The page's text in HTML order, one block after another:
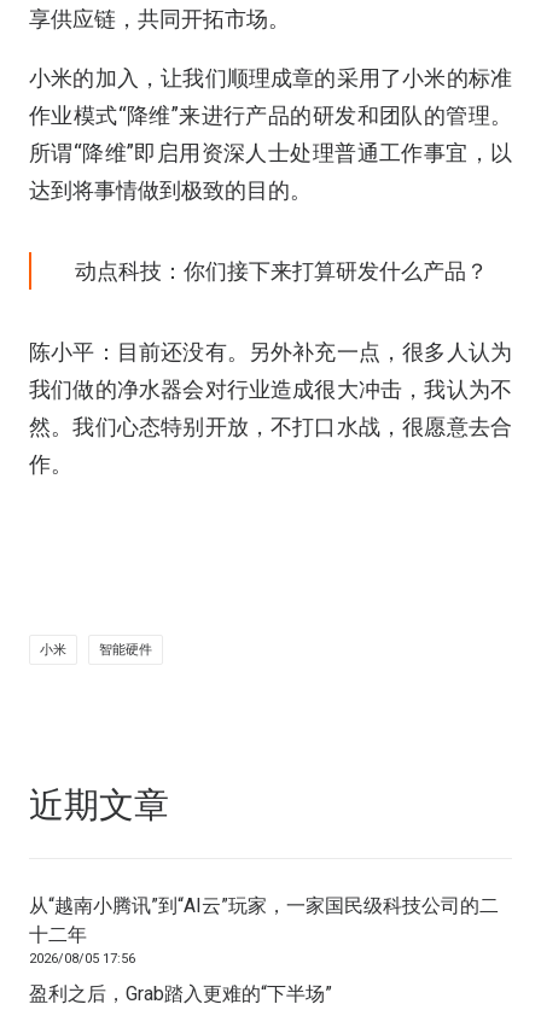
享供应链，共同开拓市场。
小米的加入，让我们顺理成章的采用了小米的标准
作业模式“降维”来进行产品的研发和团队的管理。
所谓“降维”即启用资深人士处理普通工作事宜，以
达到将事情做到极致的目的。
动点科技：你们接下来打算研发什么产品？
陈小平：目前还没有。另外补充一点，很多人认为
我们做的净水器会对行业造成很大冲击，我认为不
然。我们心态特别开放，不打口水战，很愿意去合
作。
小米 智能硬件
近期文章
从“越南小腾讯”到“AI云”玩家，一家国民级科技公司的二
十二年
2026/08/05 17:56
盈利之后，Grab踏入更难的“下半场”